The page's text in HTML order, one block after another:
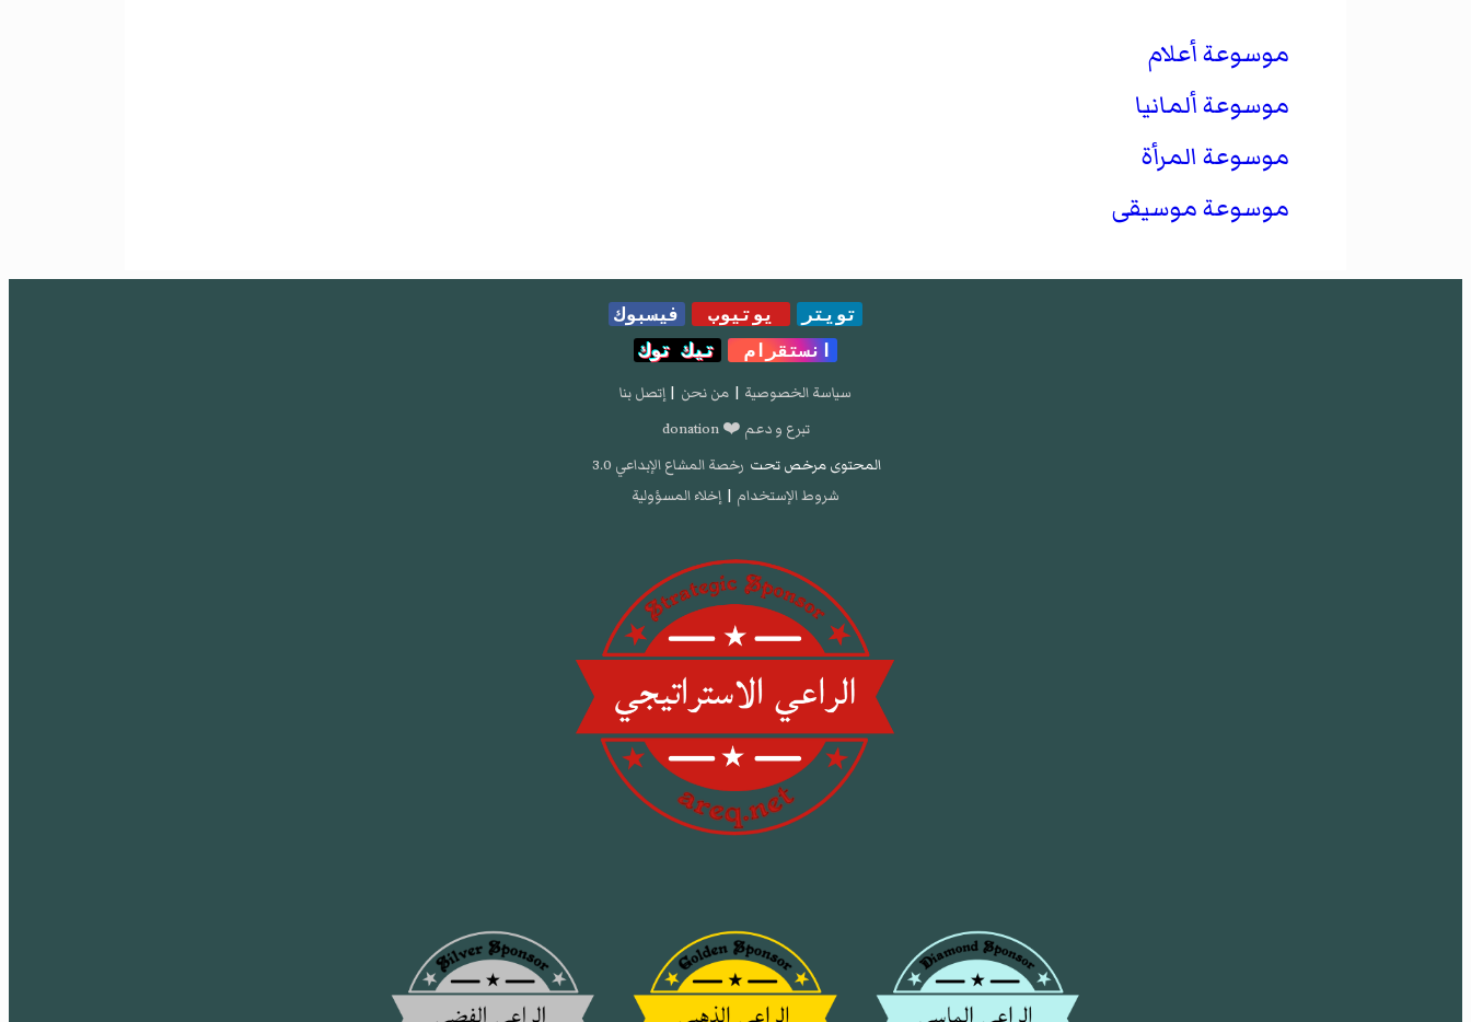
موسوعة أعلام
موسوعة ألمانيا
موسوعة المرأة
موسوعة موسيقى
تويتر يوتيوب
فيسبوك
انستقرام
تيك توك
سياسة الخصوصية | من نحن | إتصل بنا
تبرع و دعم ❤️ donation
المحتوى مرخص تحت رخصة المشاع الإبداعي 3.0
شروط الإستخدام | إخلاء المسؤولية